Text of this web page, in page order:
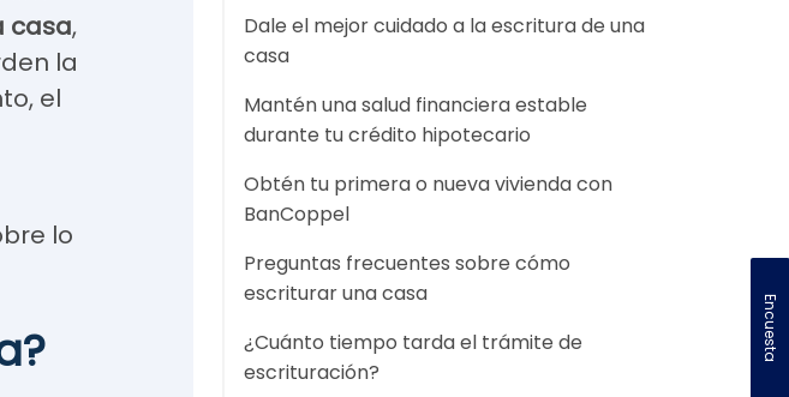
Dale el mejor cuidado a la escritura de una
casa
Mantén una salud financiera estable
durante tu crédito hipotecario
Obtén tu primera o nueva vivienda con
BanCoppel
Preguntas frecuentes sobre cómo
escriturar una casa
¿Cuánto tiempo tarda el trámite de
escrituración?
casa,
la
el
lo
Encuesta